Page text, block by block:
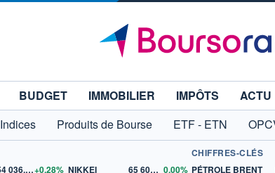
BUDGET IMMOBILIER IMPÔTS ACTU
Indices Produits de Bourse ETF - ETN
54 036,93+0,28% NIKKEI 65 606,71 0,00%
CHIFFRES-CLÉS
PÉTROLE BRENT